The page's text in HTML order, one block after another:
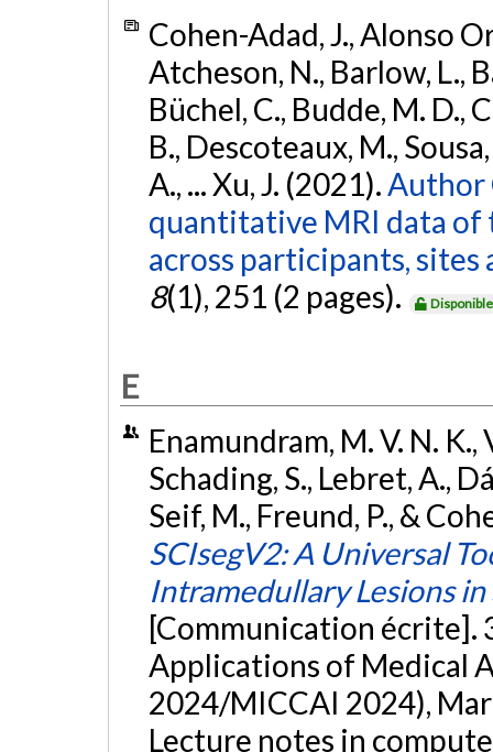
Cohen-Adad, J., Alonso
Atcheson, N., Barlow, L.,
Büchel, C., Budde, M. D.,
B., Descoteaux, M.,
A., ... Xu, J. (2021).Author
quantitative MRI data
across participants,
8(1), 251 (2 pages). Disponible
E
Enamundram, M. V. N. K.,
Schading, S., Lebret, A.,
Seif, M., Freund, P., &
SCIsegV2: A Universal
Intramedullary Lesions
[Communication
Applications of Medical
2024/MICCAI 2024),
Lecture notes in